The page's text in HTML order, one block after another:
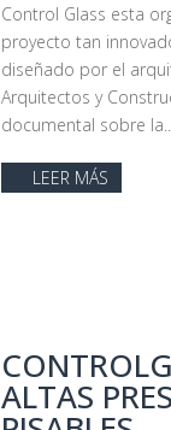
Control Glass esta
proyecto tan
diseñado por el
Arquitectos y
documental sobre
LEER MÁS
ALTAS